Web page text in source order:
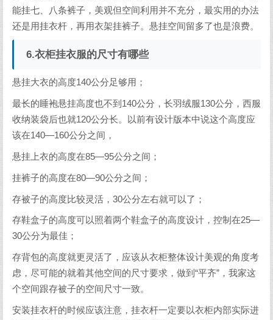
能挂七、八条裤子，美观但空间利用并不充分，最实用的办法
还是用挂衣杆，再用衣架挂裤子。悬挂空间留多了也是浪费。
6.衣柜挂衣服的尺寸有哪些
悬挂大衣的高度140公分足够用；
最长的睡袍悬挂高度也不到140公分，长羽绒服130公分，西服
收纳装袋后也就120公分长。以前有设计版本中说这个高度应
该在140—160公分之间，
悬挂上衣的高度在85—95公分之间；
挂裤子的高度在80—90公分之间；
存被子的高度比较灵活，30公分左右就可以了；
存鞋盒子的高度可以照着两个鞋盒子的高度设计，控制在25—
30公分为最佳；
存背包的高度就更灵活了，应该从衣柜整体设计美观的角度考
虑，尽可能的就着其他空间的尺寸要求，做到“平齐”，我家这
个空间跟存被子的空间尺寸一致。
安装挂衣杆的时候应该注意，挂衣杆一定要以衣柜内部实际进